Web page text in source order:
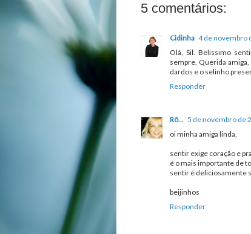
5 comentários:
Cidinha 4 de novembro
Olá, Sil. Belissimo
sempre. Querida
dardos e o selinho
Responder
Rô... 5 de novembro de
oi minha amiga linda,
sentir exige coração e
é o mais importante de
sentir é deliciosamente
beijinhos
Responder